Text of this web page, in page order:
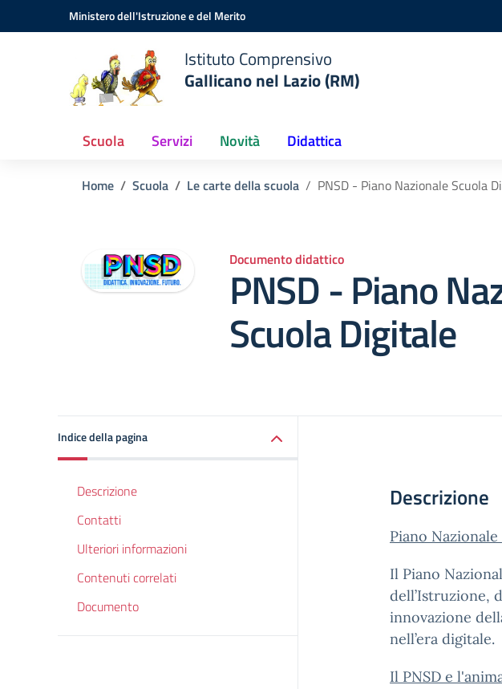
Vai ai contenuti
Vai al menu di navigazioneMinistero dell'Istruzione e del Merito
Istituto Comprensivo
Gallicano nel Lazio (RM)
Scuola Servizi Novità Didattica
Home Scuola Le carte della scuola PNSD - Piano Nazionale Scuola
Documento didattico
PNSD - Piano
Scuola Digitale
Indice della pagina
Descrizione
Contatti
Ulteriori informazioni
Contenuti correlati
Documento
Descrizione
Piano
Il Piano
dell’Istruzione,
innovazione
nell’era digitale.
Il PNSD e